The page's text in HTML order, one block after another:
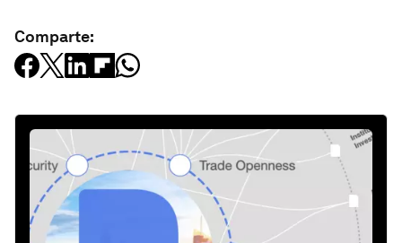
Comparte: